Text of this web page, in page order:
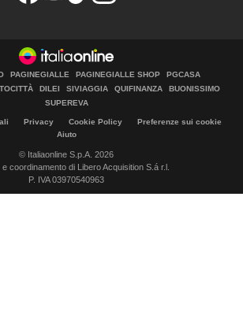
PAGINEGIALLE PAGINEGIALLE SHOP
PGCASA
DILEI SIVIAGGIA QUIFINANZA
BUONISSIMO
SUPEREVA
Privacy Cookie Policy
Preferenze sui cookie
Aiuto
© Italiaonline S.p.A. 2026
e coordinamento di Libero Acquisition S.á r.l.
P. IVA 03970540963